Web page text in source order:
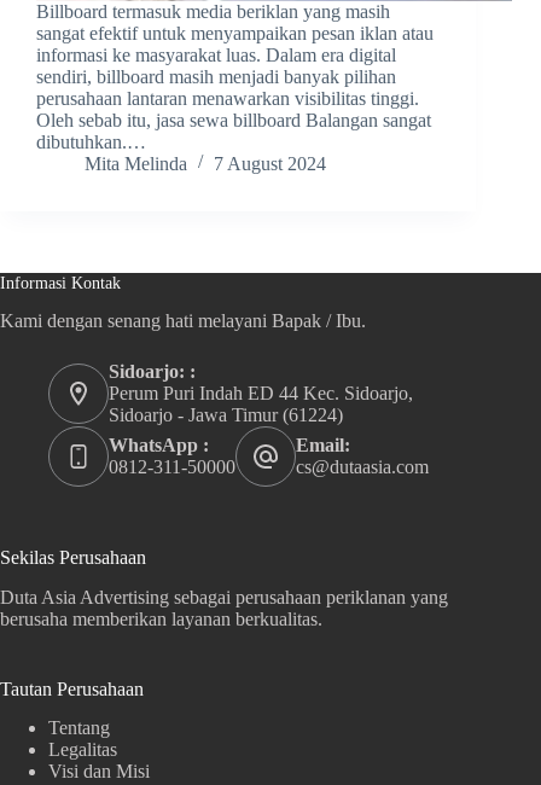
Billboard termasuk media beriklan yang masih
sangat efektif untuk menyampaikan pesan iklan atau
informasi ke masyarakat luas. Dalam era digital
sendiri, billboard masih menjadi banyak pilihan
perusahaan lantaran menawarkan visibilitas tinggi.
Oleh sebab itu, jasa sewa billboard Balangan sangat
dibutuhkan.…
Mita Melinda
7 August 2024
Informasi Kontak
Kami dengan senang hati melayani Bapak / Ibu.
Sidoarjo: :
Perum Puri Indah ED 44 Kec. Sidoarjo,
Sidoarjo - Jawa Timur (61224)
WhatsApp :
0812-311-50000
Email:
cs@dutaasia.com
Sekilas Perusahaan
Duta Asia Advertising sebagai perusahaan periklanan yang
berusaha memberikan layanan berkualitas.
Tautan Perusahaan
Tentang
Legalitas
Visi dan Misi